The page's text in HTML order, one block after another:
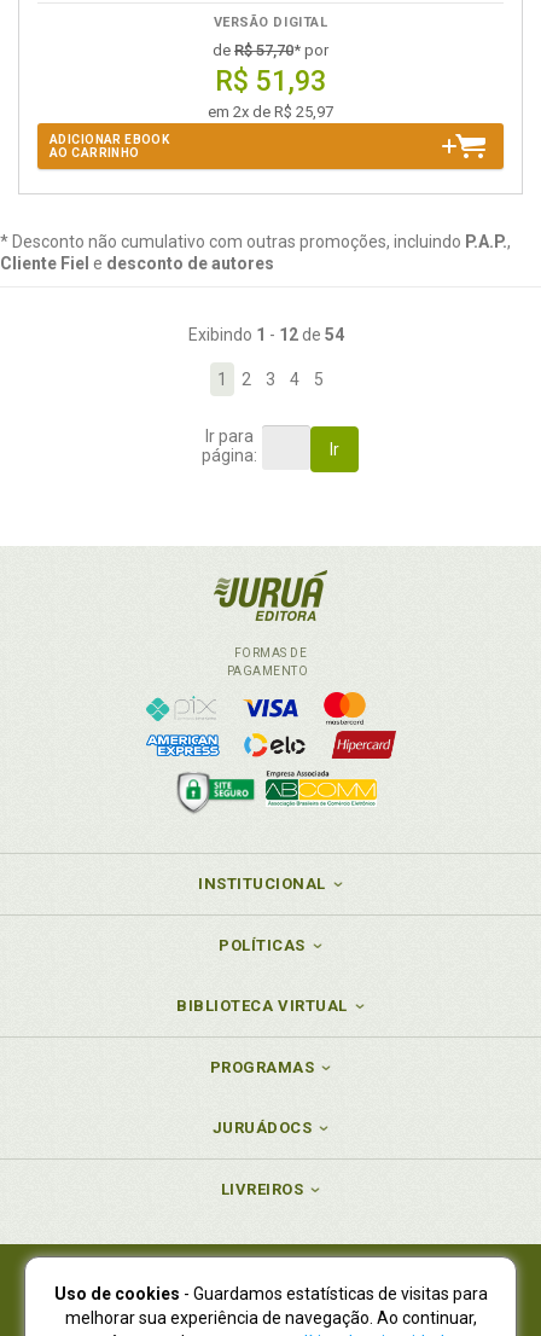
VERSÃO DIGITAL
de R$ 57,70* por
R$ 51,93
em 2x de R$ 25,97
ADICIONAR EBOOK
AO CARRINHO
* Desconto não cumulativo com outras promoções, incluindo P.A.P.,
Cliente Fiel e desconto de autores
Exibindo 1 - 12de 54
1 2 3 4 5
Ir para
página:
Ir
FORMAS DE
PAGAMENTO
INSTITUCIONAL
POLÍTICAS
BIBLIOTECA VIRTUAL
PROGRAMAS
JURUÁDOCS
LIVREIROS
Juruá Editora Ltda., CNPJ 77.535.508/0001-19
Juruá Informática Ltda., CNPJ 01.701.561/0001-80
Uso de cookies - Guardamos estatísticas de visitas para
melhorar sua experiência de navegação. Ao continuar,